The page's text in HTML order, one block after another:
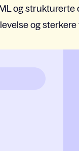
og strukturerte
og